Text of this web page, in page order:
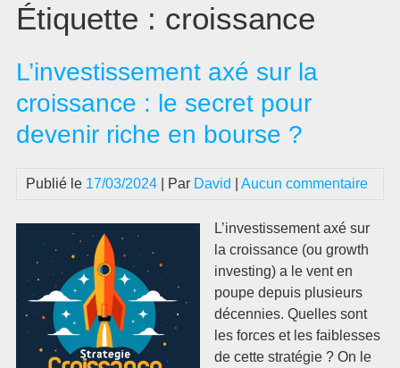
Étiquette : croissance
L’investissement axé sur la
croissance : le secret pour
devenir riche en bourse ?
Publié le 17/03/2024| Par David Aucun commentaire
L’investissement axé sur
la croissance (ou growth
investing) a le vent en
poupe depuis plusieurs
décennies. Quelles sont
les forces et les faiblesses
de cette stratégie ? On le